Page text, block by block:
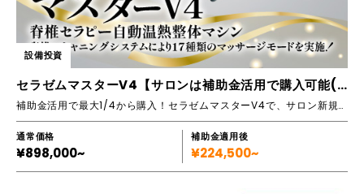
設備投資
セラゼムマスターV4【サロンは補助金活用で購入可能(全国対応)】
補助金活用で最大1/4から購入！セラゼムマスターV4で、サロン新規開設やメニュー追加を実現し、売上アップにつなげましょう！
通常価格
¥898,000~
補助金適用後
¥224,500~